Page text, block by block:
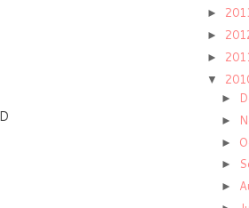
►
►
►
▼
►
►
►
►
►